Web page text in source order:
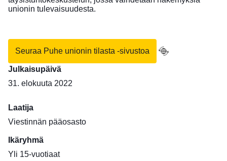
unionin tulevaisuudesta.
Seuraa Puhe unionin tilasta -sivustoa
Julkaisupäivä
31. elokuuta 2022
Laatija
Viestinnän pääosasto
Ikäryhmä
Yli 15-vuotiaat